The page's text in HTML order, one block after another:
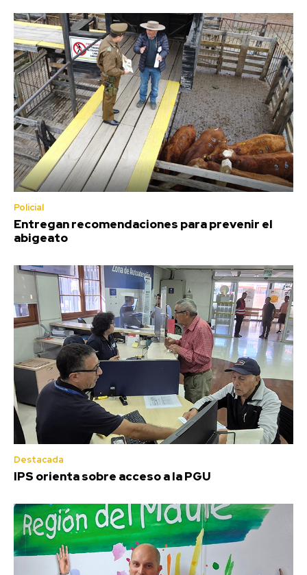
Policial
Entregan recomendaciones para prevenir el
abigeato
Destacada
IPS orienta sobre acceso a la PGU